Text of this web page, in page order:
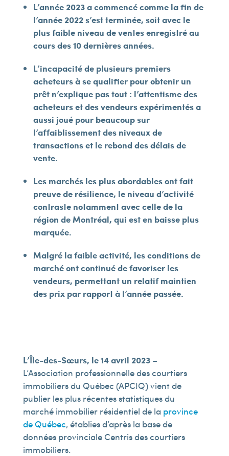
L’année 2023 a commencé comme la fin de
l’année 2022 s’est terminée, soit avec le
plus faible niveau de ventes enregistré au
cours des 10 dernières années.
L’incapacité de plusieurs premiers
acheteurs à se qualifier pour obtenir un
prêt n’explique pas tout : l’attentisme des
acheteurset des vendeurs expérimentés a
aussi joué pour beaucoup sur
l’affaiblissement des niveaux de
transactions et le rebond des délais de
vente.
Les marchés les plus abordables ont fait
preuve de résilience, le niveau d’activité
contraste notamment avec celle de la
région de Montréal, qui est en baisse plus
marquée.
Malgré la faible activité, les conditions de
marché ont continué de favoriser les
vendeurs, permettant un relatif maintien
des prix par rapport à l’année passée.
L’Île-des-Sœurs, le 14 avril 2023–
L’Association professionnelle des courtiers
immobiliers du Québec (APCIQ) vient de
publier les plus récentes statistiques du
marché immobilier résidentiel de la province
de Québec, établies d’après la base de
données provinciale Centris des courtiers
immobiliers.